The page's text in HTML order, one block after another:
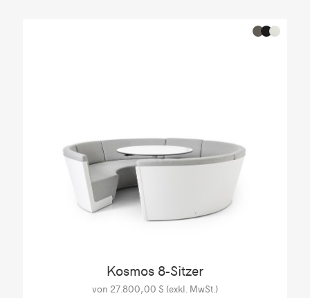
Kosmos 8-Sitzer
von 27.800,00 $ (exkl. MwSt.)